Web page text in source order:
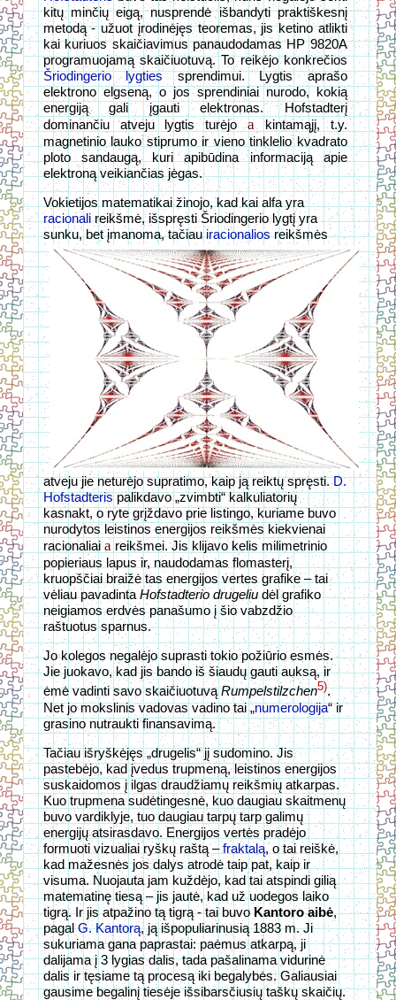
kitų minčių eigą, nusprendė išbandyti praktiškesnį
metodą - užuot įrodinėjęs teoremas, jis ketino atlikti
kai kuriuos skaičiavimus panaudodamas HP 9820A
programuojamą skaičiuotuvą. To reikėjo konkrečios
Šriodingerio lygtiessprendimui. Lygtis aprašo
elektrono elgseną, o jos sprendiniai nurodo, kokią
energiją gali įgauti elektronas. Hofstadterį
dominančiu atveju lygtis turėjoa kintamąjį, t.y.
magnetinio lauko stiprumo ir vieno tinklelio kvadrato
ploto sandaugą, kuri apibūdina informaciją apie
elektroną veikiančias jėgas.
Vokietijos matematikai žinojo, kad kai alfa yra
racionalireikšmė, išspręsti Šriodingerio lygtį yra
sunku, bet įmanoma, tačiauiracionaliosreikšmės
atveju jie neturėjo supratimo, kaip ją reiktų spręsti.D.
Hofstadterispalikdavo „zvimbti“ kalkuliatorių
kasnakt, o ryte grįždavo prie listingo, kuriame buvo
nurodytos leistinos energijos reikšmės kiekvienai
racionaliaia reikšmei. Jis klijavo kelis milimetrinio
popieriaus lapus ir, naudodamas flomasterį,
kruopščiai braižė tas energijos vertes grafike – tai
vėliau pavadintaHofstadterio drugeliudėl grafiko
neigiamos erdvės panašumo į šio vabzdžio
raštuotus sparnus.
Jo kolegos negalėjo suprasti tokio požiūrio esmės.
Jie juokavo, kad jis bando iš šiaudų gauti auksą, ir
ėmė vadinti savo skaičiuotuvąRumpelstilzchen5).
Net jo mokslinis vadovas vadino tai „numerologija“ ir
grasino nutraukti finansavimą.
Tačiau išryškėjęs „drugelis“ jį sudomino. Jis
pastebėjo, kad įvedus trupmeną, leistinos energijos
suskaidomos į ilgas draudžiamų reikšmių atkarpas.
Kuo trupmena sudėtingesnė, kuo daugiau skaitmenų
buvo vardiklyje, tuo daugiau tarpų tarp galimų
energijų atsirasdavo. Energijos vertės pradėjo
formuoti vizualiai ryškų raštą –fraktalą, o tai reiškė,
kad mažesnės jos dalys atrodė taip pat, kaip ir
visuma. Nuojauta jam kuždėjo, kad tai atspindi gilią
matematinę tiesą – jis jautė, kad už uodegos laiko
tigrą. Ir jis atpažino tą tigrą - tai buvoKantoro aibė,
pagalG. Kantorą, ją išpopuliarinusią 1883 m. Ji
sukuriama gana paprastai: paėmus atkarpą, ji
dalijama į 3 lygias dalis, tada pašalinama vidurinė
dalis ir tęsiame tą procesą iki begalybės. Galiausiai
gausime begalinį tiesėje išsibarsčiusių taškų skaičių.